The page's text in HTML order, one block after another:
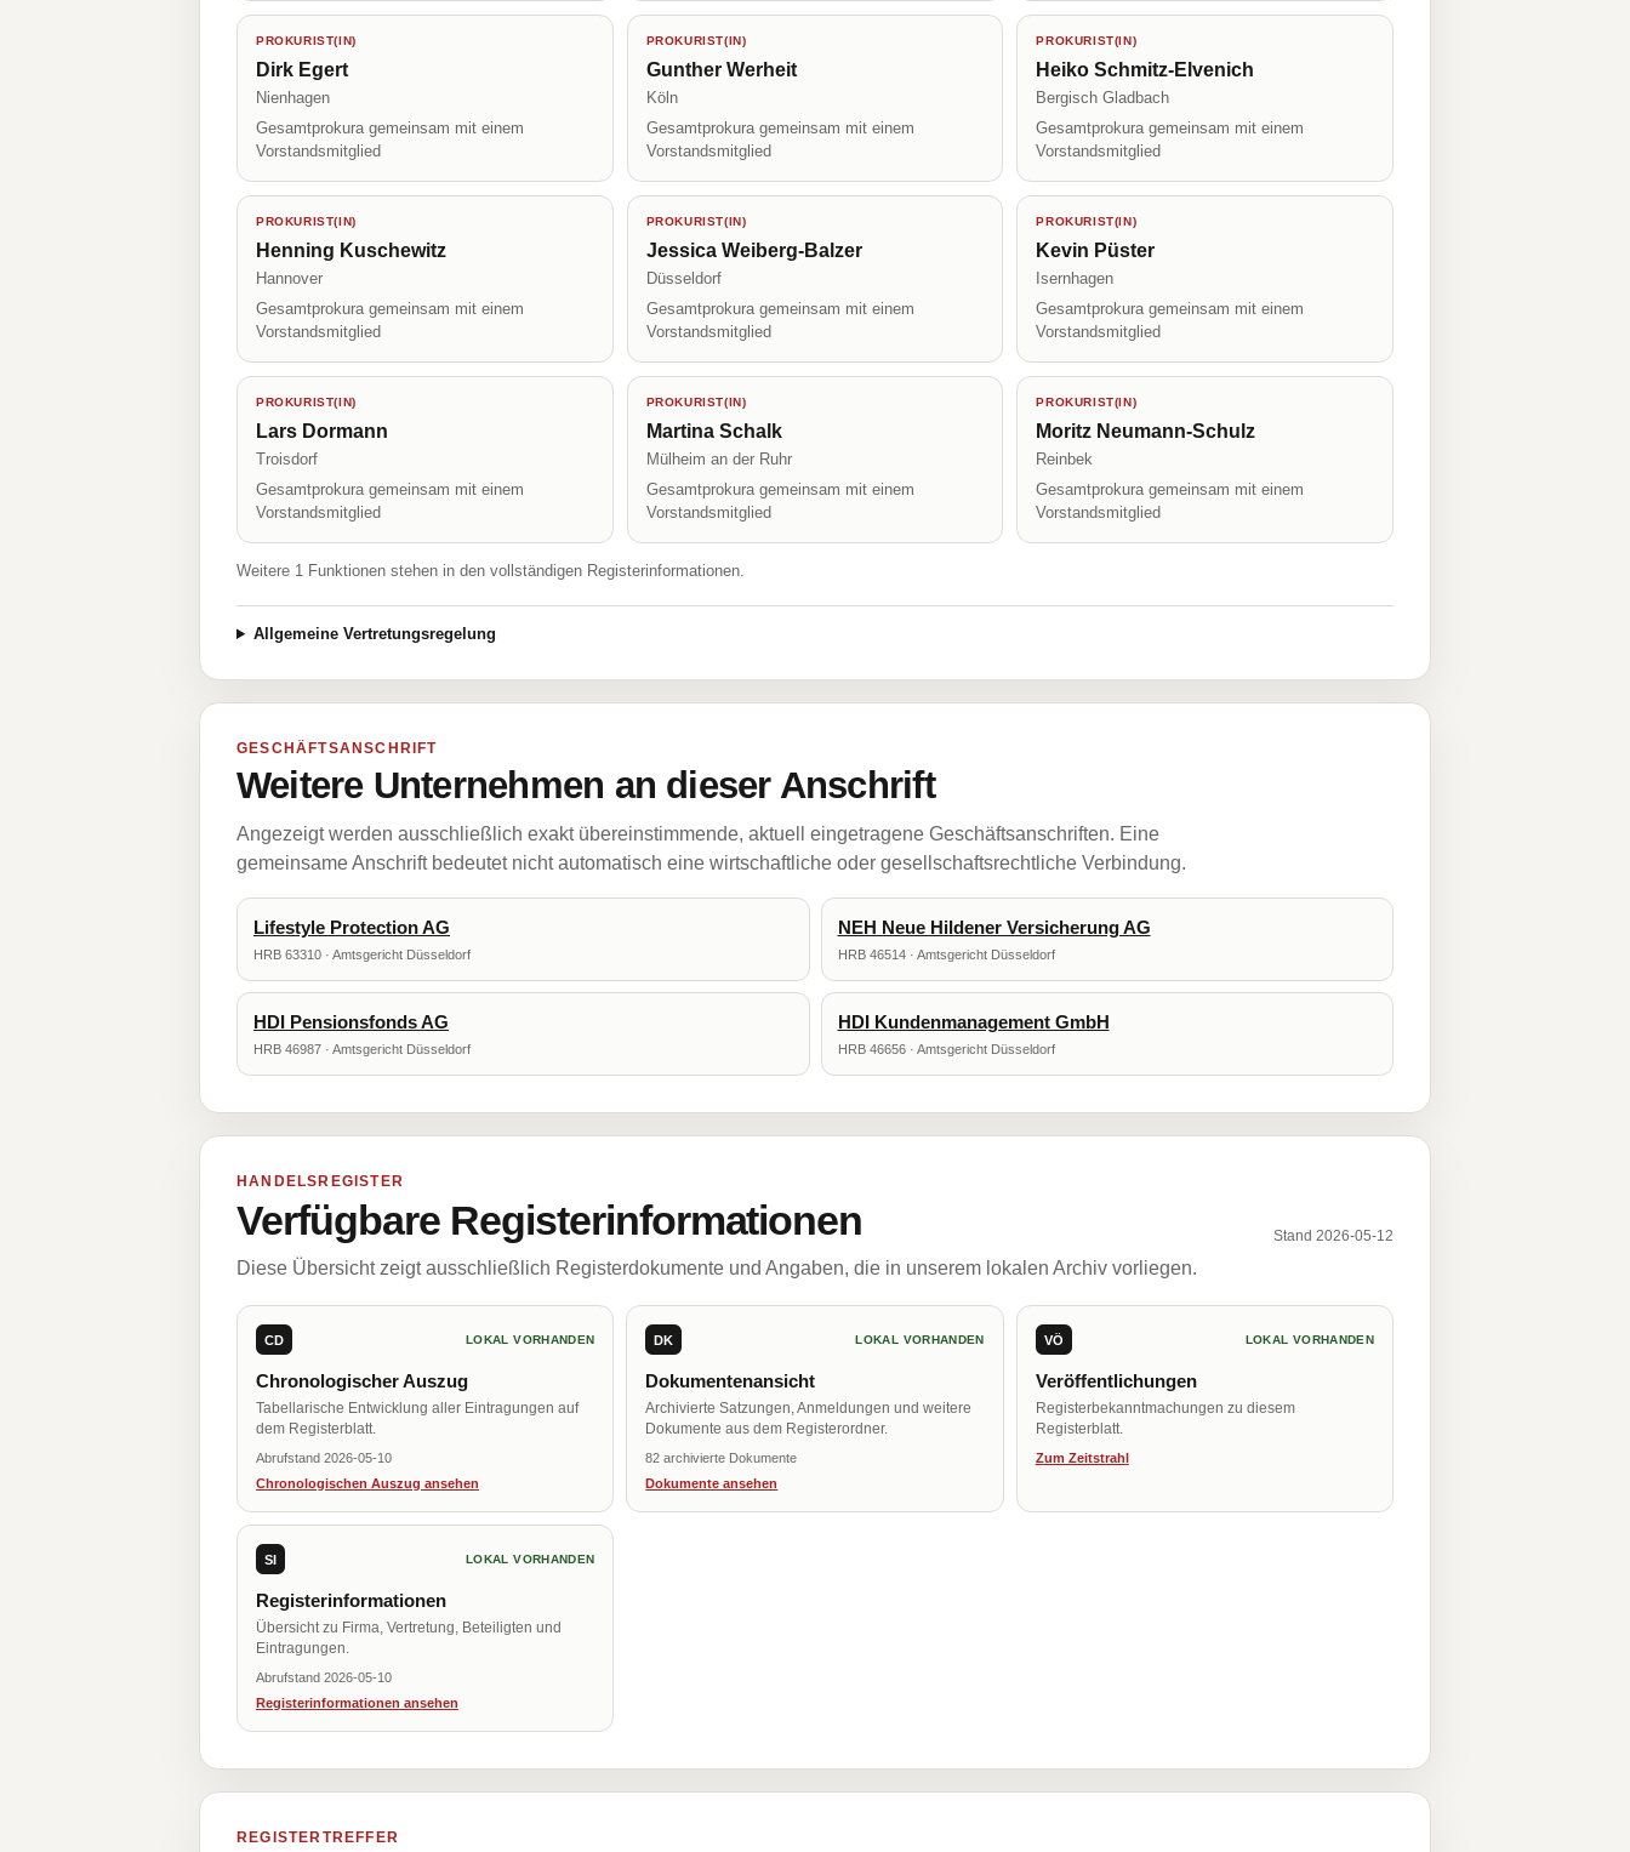
PROKURIST(IN)
Dirk Egert
Nienhagen
Gesamtprokura gemeinsam mit einem
Vorstandsmitglied
PROKURIST(IN)
Gunther Werheit
Köln
Gesamtprokura gemeinsam mit einem
Vorstandsmitglied
PROKURIST(IN)
Heiko Schmitz-Elvenich
Bergisch Gladbach
Gesamtprokura gemeinsam mit einem
Vorstandsmitglied
PROKURIST(IN)
Henning Kuschewitz
Hannover
Gesamtprokura gemeinsam mit einem
Vorstandsmitglied
PROKURIST(IN)
Jessica Weiberg-Balzer
Düsseldorf
Gesamtprokura gemeinsam mit einem
Vorstandsmitglied
PROKURIST(IN)
Kevin Püster
Isernhagen
Gesamtprokura gemeinsam mit einem
Vorstandsmitglied
PROKURIST(IN)
Lars Dormann
Troisdorf
Gesamtprokura gemeinsam mit einem
Vorstandsmitglied
PROKURIST(IN)
Martina Schalk
Mülheim an der Ruhr
Gesamtprokura gemeinsam mit einem
Vorstandsmitglied
PROKURIST(IN)
Moritz Neumann-Schulz
Reinbek
Gesamtprokura gemeinsam mit einem
Vorstandsmitglied
Weitere 1 Funktionen stehen in den vollständigen Registerinformationen.
Allgemeine Vertretungsregelung
GESCHÄFTSANSCHRIFT
Weitere Unternehmen an dieser Anschrift
Angezeigt werden ausschließlich exakt übereinstimmende, aktuell eingetragene Geschäftsanschriften. Eine
gemeinsame Anschrift bedeutet nicht automatisch eine wirtschaftliche oder gesellschaftsrechtliche Verbindung.
Lifestyle Protection AG
HRB 63310 · Amtsgericht Düsseldorf
NEH Neue Hildener Versicherung AG
HRB 46514 · Amtsgericht Düsseldorf
HDI Pensionsfonds AG
HRB 46987 · Amtsgericht Düsseldorf
HDI Kundenmanagement GmbH
HRB 46656 · Amtsgericht Düsseldorf
HANDELSREGISTER
Verfügbare Registerinformationen Stand 2026-05-12
Diese Übersicht zeigt ausschließlich Registerdokumente und Angaben, die in unserem lokalen Archiv vorliegen.
CD LOKAL VORHANDEN
Chronologischer Auszug
Tabellarische Entwicklung aller Eintragungen auf
dem Registerblatt.
Abrufstand 2026-05-10
Chronologischen Auszug ansehen
DK LOKAL VORHANDEN
Dokumentenansicht
Archivierte Satzungen, Anmeldungen und weitere
Dokumente aus dem Registerordner.
82 archivierte Dokumente
Dokumente ansehen
VÖ LOKAL VORHANDEN
Veröffentlichungen
Registerbekanntmachungen zu diesem
Registerblatt.
Zum Zeitstrahl
SI LOKAL VORHANDEN
Registerinformationen
Übersicht zu Firma, Vertretung, Beteiligten und
Eintragungen.
Abrufstand 2026-05-10
Registerinformationen ansehen
REGISTERTREFFER